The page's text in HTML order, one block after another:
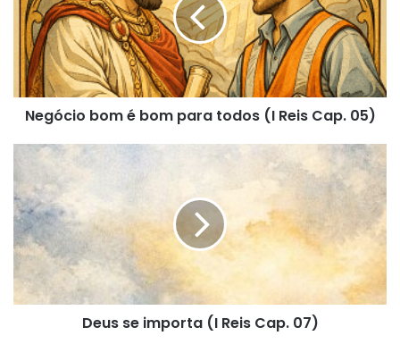
para
todos
Reis
Cap.
05)Negócio bom é bom para todos (I Reis Cap. 05)
Deus
importa
(I
Reis
Cap.
Deus se importa (I Reis Cap. 07)